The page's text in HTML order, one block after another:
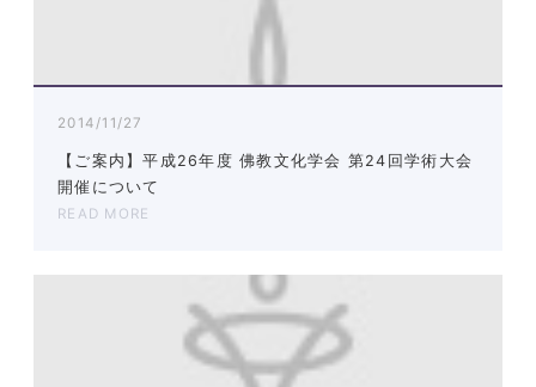
2014/11/27
【ご案内】平成26年度 佛教文化学会 第24回学術大会
開催について
READ MORE